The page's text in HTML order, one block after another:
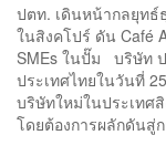
ปตท. เดินหน้ากลยุทธ์
ในสิงคโปร์ ดัน Café
SMEs ในปั๊ม บริษัท
ประเทศไทยในวันที่
บริษัทใหม่ในประเทศสิ
โดยต้องการผลักดันสู่ก